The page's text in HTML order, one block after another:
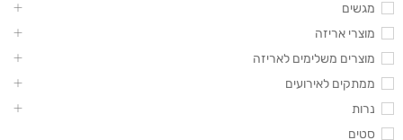
מגשים
מוצרי אריזה
מוצרים משלימים לאריזה
ממתקים לאירועים
נרות
סטים